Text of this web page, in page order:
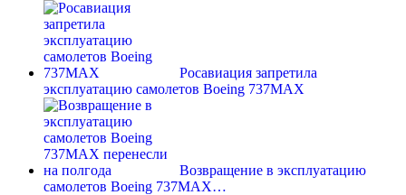
Росавиация запретила
эксплуатацию самолетов Boeing 737MAX
Возвращение в эксплуатацию
самолетов Boeing 737MAX…